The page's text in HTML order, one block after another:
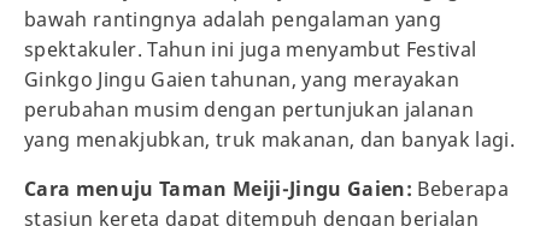
bawah rantingnya adalah pengalaman yang
spektakuler. Tahun ini juga menyambut Festival
Ginkgo Jingu Gaien tahunan, yang merayakan
perubahan musim dengan pertunjukan jalanan
yang menakjubkan, truk makanan, dan banyak lagi.
Cara menuju Taman Meiji-Jingu Gaien: Beberapa
stasiun kereta dapat ditempuh dengan berjalan